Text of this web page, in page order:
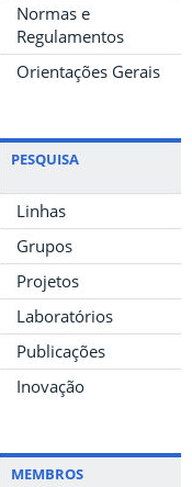
Normas e
Regulamentos
Orientações Gerais
PESQUISA
Linhas
Grupos
Projetos
Laboratórios
Publicações
Inovação
MEMBROS